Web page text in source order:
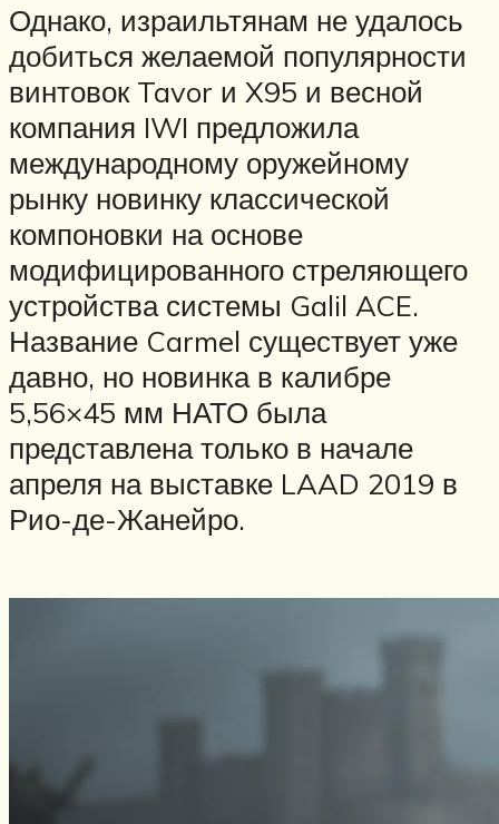
Однако, израильтянам не удалось
добиться желаемой популярности
винтовок Tavor и X95 и весной
компания IWI предложила
международному оружейному
рынку новинку классической
компоновки на основе
модифицированного стреляющего
устройства системы Galil ACE.
Название Carmel существует уже
давно, но новинка в калибре
5,56×45 мм НАТО была
представлена только в начале
апреля на выставке LAAD 2019 в
Рио-де-Жанейро.